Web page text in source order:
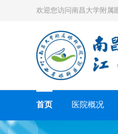
欢迎您访问南昌大学附属
首页 医院概况